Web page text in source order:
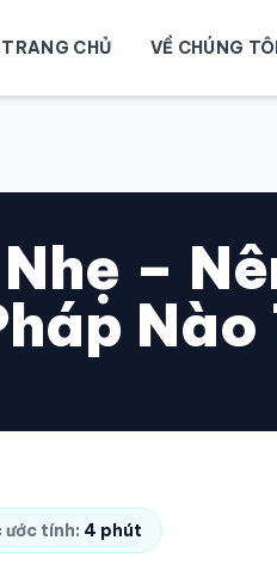
TRANG CHỦ VỀ CHÚNG
–
Nào
ước tính: 4 phút